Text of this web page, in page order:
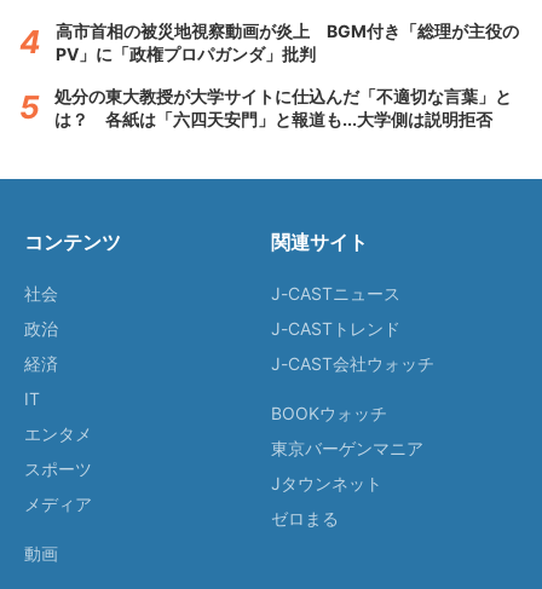
高市首相の被災地視察動画が炎上 BGM付き「総理が主役の
PV」に「政権プロパガンダ」批判
処分の東大教授が大学サイトに仕込んだ「不適切な言葉」と
は？ 各紙は「六四天安門」と報道も...大学側は説明拒否
コンテンツ
社会
政治
経済
IT
エンタメ
スポーツ
メディア
動画
関連サイト
J-CASTニュース
J-CASTトレンド
J-CAST会社ウォッチ
BOOKウォッチ
東京バーゲンマニア
Jタウンネット
ゼロまる